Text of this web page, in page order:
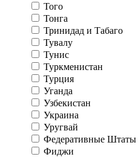
Того
Тонга
Тринидад и Табаго
Тувалу
Тунис
Туркменистан
Турция
Уганда
Узбекистан
Украина
Уругвай
Федеративные
Фиджи